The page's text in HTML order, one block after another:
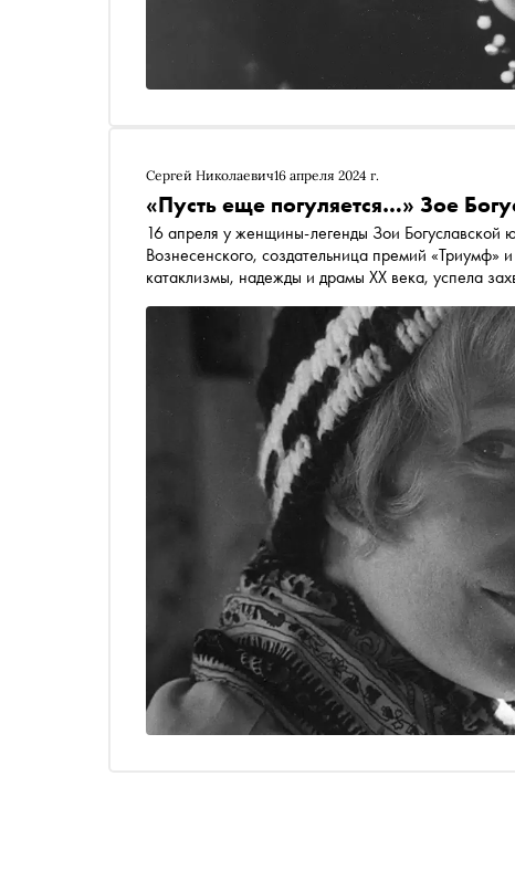
Сергей Николаевич16 апреля 2024 г.
«Пусть еще погуляется…» Зое
16 апреля у женщины-легенды Зои Богуславской
Вознесенского, создательница премий «Триумф»
катаклизмы, надежды и драмы ХХ века, успела
телевизионные и художественные фильмы,
времени — это все она, великая Зоя
Борисовну и публикует эссе Сергея